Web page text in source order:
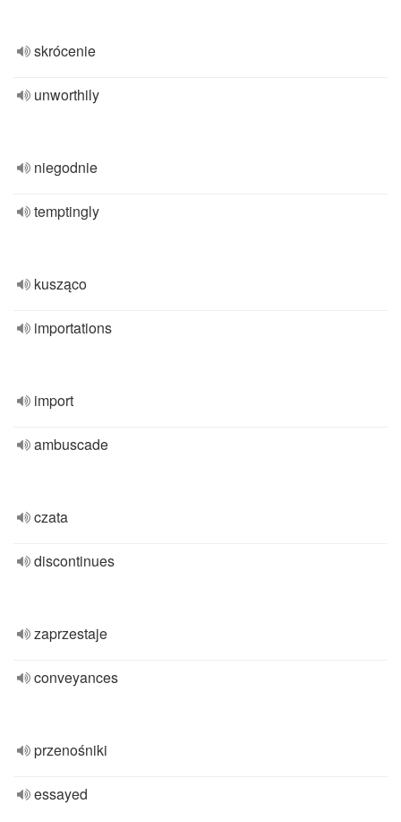
skrócenie
unworthily
niegodnie
temptingly
kusząco
importations
import
ambuscade
czata
discontinues
zaprzestaje
conveyances
przenośniki
essayed